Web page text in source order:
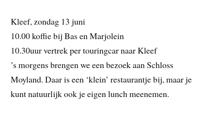
Kleef, zondag 13 juni
10.00 koffie bij Bas en Marjolein
10.30uur vertrek per touringcar naar Kleef
’s morgens brengen we een bezoek aan Schloss
Moyland. Daar is een ‘klein’ restaurantje bij, maar je
kunt natuurlijk ook je eigen lunch meenemen.